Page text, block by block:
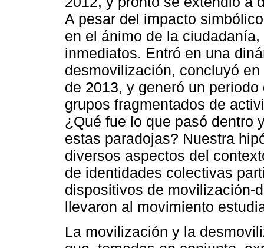
A pesar del impacto
en el ánimo de la
inmediatos. Entró en una
desmovilización, concluyó
de 2013, y generó un
grupos fragmentados de
¿Qué fue lo que pasó dentro
estas paradojas? Nuestra
diversos aspectos del
de identidades colectivas
dispositivos de movilización-
llevaron al movimiento
La movilización y la